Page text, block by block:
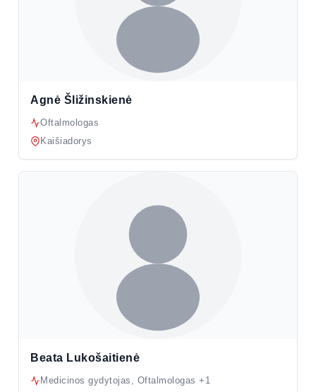
Agnė Šližinskienė
Oftalmologas
Kaišiadorys
Beata Lukošaitienė
Medicinos gydytojas, Oftalmologas +1